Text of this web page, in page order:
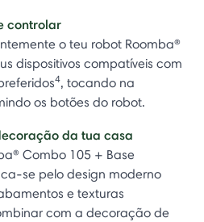
controlar
o teu robot Roomba®
dispositivos compatíveis com
4, tocando na
os botões do robot.
da tua casa
Combo 105 + Base
se pelo design moderno
e texturas
com a decoração de